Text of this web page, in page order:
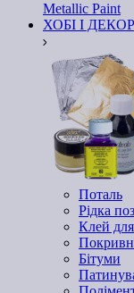
Metallic Paint
ХОБІ І ДЕКОР
Поталь
Рідка
Клей
Бітуми